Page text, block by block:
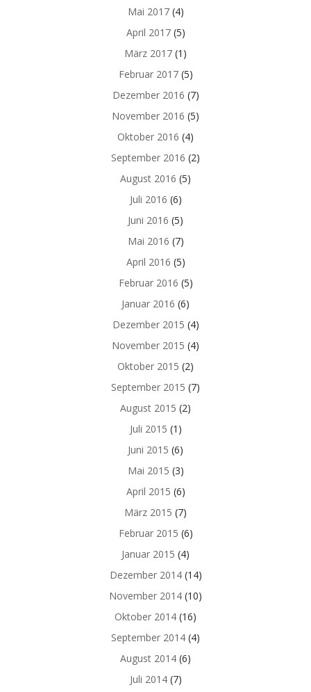
Mai 2017(4)
April 2017(5)
März 2017 (1)
Februar 2017(5)
Dezember 2016 (7)
November 2016 (5)
Oktober 2016 (4)
September 2016 (2)
August 2016 (5)
Juli 2016 (6)
Juni 2016 (5)
Mai 2016 (7)
April 2016 (5)
Februar 2016 (5)
Januar 2016 (6)
Dezember 2015 (4)
November 2015 (4)
Oktober 2015 (2)
September 2015 (7)
August 2015 (2)
Juli 2015 (1)
Juni 2015 (6)
Mai 2015 (3)
April 2015 (6)
März 2015 (7)
Februar 2015 (6)
Januar 2015 (4)
Dezember 2014(14)
November 2014 (10)
Oktober 2014 (16)
September 2014 (4)
August 2014 (6)
Juli 2014(7)